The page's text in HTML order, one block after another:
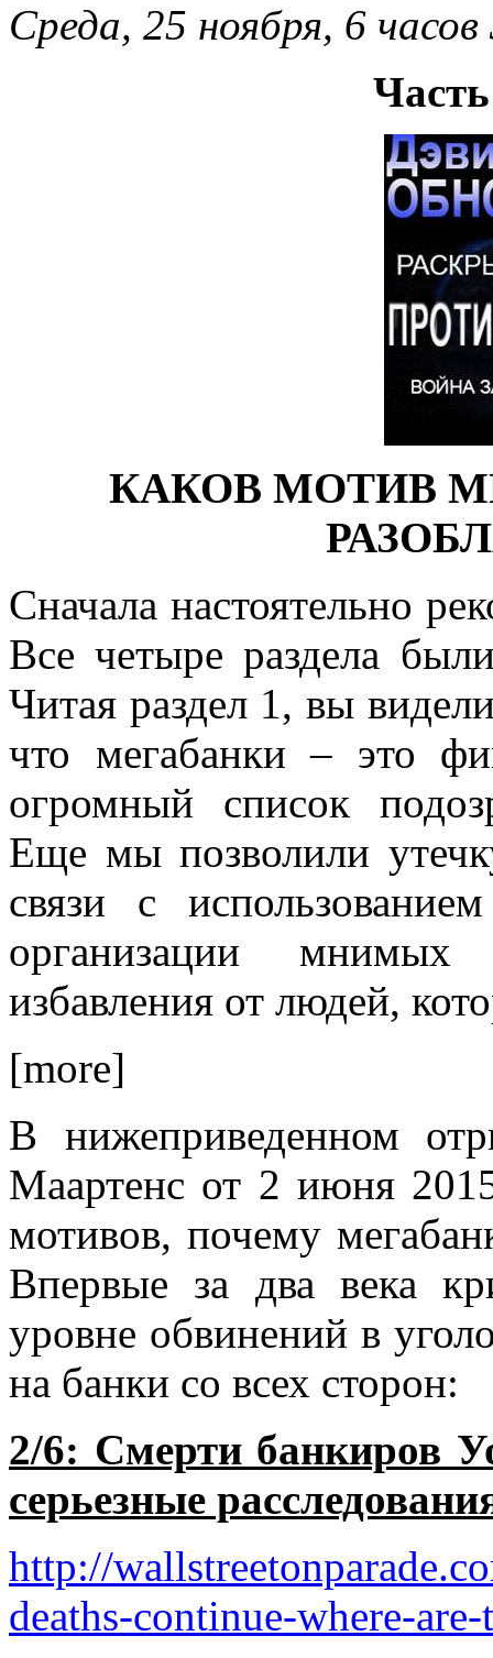
Среда, 25 ноября, 6
КАКОВ МОТИВ
Сначала настоятельно
Все четыре раздела
Читая раздел 1, вы
что мегабанки – это
огромный список
Еще мы позволили
связи с
организации мнимых
избавления от людей,
[more]
В нижеприведенном
Маартенс от 2 июня
мотивов, почему
Впервые за два века
уровне обвинений в
на банки со всех сторон:
2/6: Смерти банкиров
серьезные
http://wallstreetonparade.
deaths-continue-where-are-